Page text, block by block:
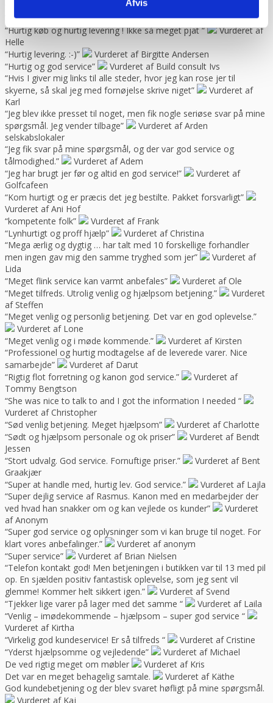
Afvis
“Hjemmeside nem og hurtig at overskue samt hurtig betjening”
Vurderet af Kai Hou
“Hurtig køb og hurtig levering ! Ikke så meget pjat “
Vurderet af
Helle
“Hurtig levering. :-)”
Vurderet af Birgitte Andersen
“Hurtig og god service”
Vurderet af Build consult Ivs
“Hvis I giver mig links til alle steder, hvor jeg kan rose jer til
skyerne, så skal jeg med fornøjelse skrive niget”
Vurderet af
Karl
“Jeg blev ikke presset til noget, men fik nogle seriøse svar på mine
spørgsmål. Jeg vender tilbage”
Vurderet af Arden
selskabslokaler
“Jeg fik svar på mine spørgsmål, og der var god service og
tålmodighed.”
Vurderet af Adem
“Jeg har brugt jer før og altid en god service!”
Vurderet af
Golfcafeen
“Kom hurtigt og er præcis det jeg bestilte. Pakket forsvarligt”
Vurderet af Ani Hof
“kompetente folk”
Vurderet af Frank
“Lynhurtigt og proff hjælp”
Vurderet af Christina
“Mega ærlig og dygtig … har talt med 10 forskellige forhandler
men ingen gav mig den samme tryghed som jer”
Vurderet af
Lida
“Meget flink service kan varmt anbefales”
Vurderet af Ole
“Meget tilfreds. Utrolig venlig og hjælpsom betjening.”
Vurderet
af Steffen
“Meget venlig og personlig betjening. Det var en god oplevelse.”
Vurderet af Lone
“Meget venlig og i møde kommende.”
Vurderet af Kirsten
“Professionel og hurtig modtagelse af de leverede varer. Nice
samarbejde”
Vurderet af Darut
“Rigtig flot forretning og kanon god service.”
Vurderet af
Tommy Bengtson
“She was nice to talk to and I got the information I needed “
Vurderet af Christopher
“Sød venlig betjening. Meget hjælpsom”
Vurderet af Charlotte
“Sødt og hjælpsom personale og ok priser”
Vurderet af Bendt
Jessen
“Stort udvalg. God service. Fornuftige priser.”
Vurderet af Bent
Graakjær
“Super at handle med, hurtig lev. God service.”
Vurderet af Lajla
“Super dejlig service af Rasmus. Kanon med en medarbejder der
ved hvad han snakker om og kan vejlede os kunder”
Vurderet
af Anonym
“Super god service og oplysninger som vi kan bruge til noget. For
klart vores anbefalinger.”
Vurderet af anonym
“Super service”
Vurderet af Brian Nielsen
“Telefon kontakt god! Men betjeningen i butikken var til 13 med pil
op. En sjælden positiv fantastisk oplevelse, som jeg sent vil
glemme! Kommer helt sikkert igen.”
Vurderet af Svend
“Tjekker lige varer på lager med det samme “
Vurderet af Laila
“Venlig – imødekommende – hjælpsom – super god service “
Vurderet af Kirtha
“Virkelig god kundeservice! Er så tilfreds “
Vurderet af Cristine
“Yderst hjælpsomme og vejledende”
Vurderet af Michael
De ved rigtig meget om møbler
Vurderet af Kris
Det var en meget behagelig samtale.
Vurderet af Käthe
God kundebetjening og der blev svaret høfligt på mine spørgsmål.
Vurderet af Kaj